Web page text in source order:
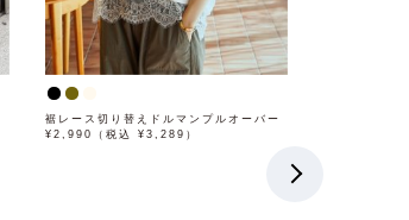
裾レース切り替えドルマンプルオーバー
¥2,990（税込 ¥3,289）